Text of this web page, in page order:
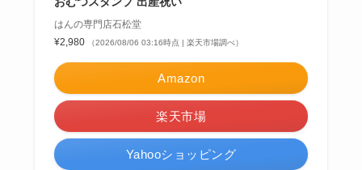
はんの専門店石松堂
¥2,980
（2026/08/06 03:16時点 | 楽天市場調べ）
Amazon
楽天市場
Yahooショッピング